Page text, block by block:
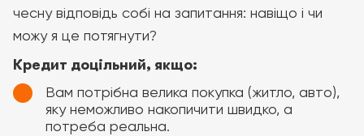
чесну відповідь собі на запитання: навіщо і чи
можу я це потягнути?
Кредит доцільний, якщо:
Вам потрібна велика покупка (житло, авто),
яку неможливо накопичити швидко, а
потреба реальна.